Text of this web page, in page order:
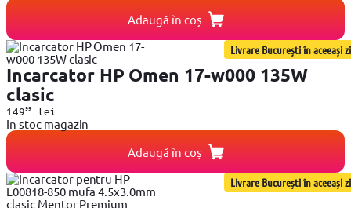
Adaugă în coș
Livrare București în aceeași zi
Incarcator HP Omen 17-w000 135W
clasic
14999lei
In stoc magazin
Adaugă în coș
Livrare București în aceeași zi